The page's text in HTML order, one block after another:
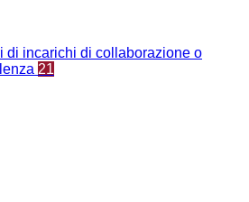
di incarichi di collaborazione o
21